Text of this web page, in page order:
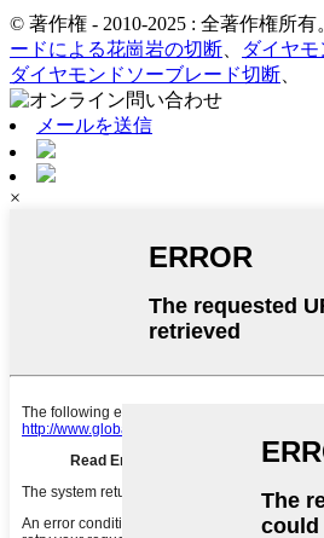
© 著作権 - 2010-2025 : 全著作権所有
ードによる花崗岩の切断
ダイヤ
ダイヤモンドソーブレード切断
メールを送信
×